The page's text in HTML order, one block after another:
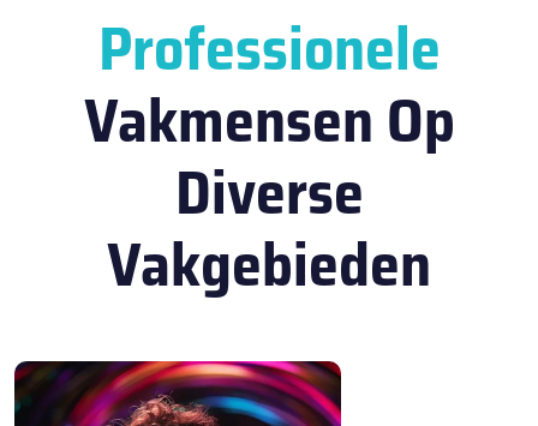
Professionele
Vakmensen Op
Diverse
Vakgebieden